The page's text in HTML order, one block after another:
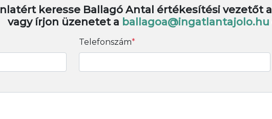
keresse Ballagó Antal értékesítési vezetőt a
vagy írjon üzenetet a ballagoa@ingatlantajolo.hu
Telefonszám*